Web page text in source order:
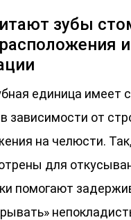
зубы
единица имеет
зависимости от
на челюсти.
для
помогают